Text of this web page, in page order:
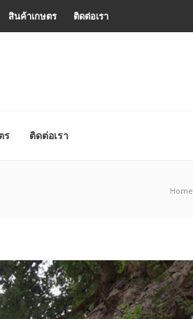
สินค้าเกษตร ติดต่อเรา
ร ติดต่อเรา
Home